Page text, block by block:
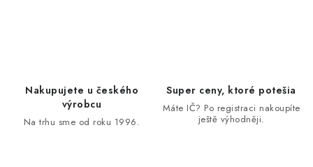
Nakupujete u českého
výrobcu
Na trhu sme od roku 1996.
Super ceny, ktoré potešia
Máte IČ? Po registraci nakoupíte
ještě výhodněji.